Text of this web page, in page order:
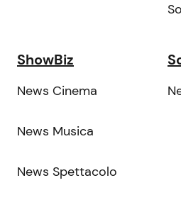
ShowBiz
News Cinema
News Musica
News Spettacolo